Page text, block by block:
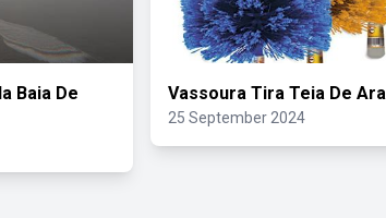
Baia De
Vassoura Tira Teia De
25 September 2024